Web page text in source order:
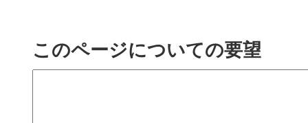
このページについての要望